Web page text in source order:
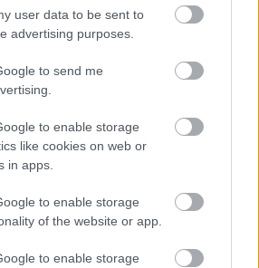
user data to be sent to
advertising purposes.
to send me
to enable storage
like cookies on web or
in apps.
to enable storage
of the website or app.
to enable storage
Nuno Mendes
Ronaldo – Leao
1 con una base de jugadores sólida
muchos cambios. Las principales
derecho, en el que Joao Cancelo
de Dalot y el acompañante de
de la defensa. Inacio se postula
Villarreal.